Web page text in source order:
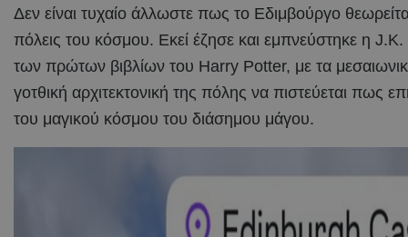
Δεν είναι τυχαίο άλλωστε πως το Εδιμβούργο
πόλεις του κόσμου. Εκεί έζησε και εμπνεύστηκε η
των πρώτων βιβλίων του Harry Potter, με τα
γοτθική αρχιτεκτονική της πόλης να πιστεύεται πως
του μαγικού κόσμου του διάσημου μάγου.